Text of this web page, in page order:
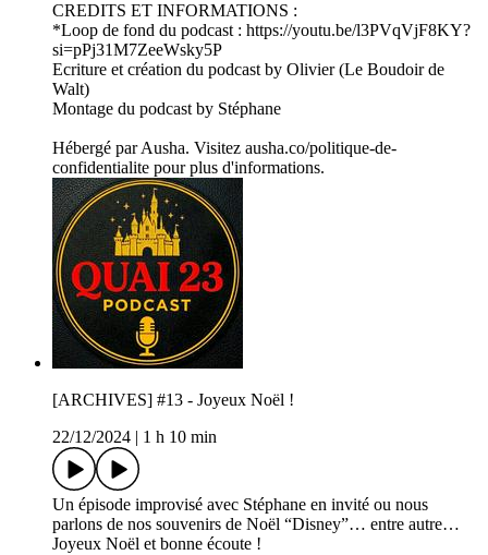
CREDITS ET INFORMATIONS :
*Loop de fond du podcast : ⁠https://youtu.be/l3PVqVjF8KY?
si=pPj31M7ZeeWsky5P⁠
Ecriture et création du podcast by Olivier (Le Boudoir de
Walt)
Montage du podcast by Stéphane
Hébergé par Ausha. Visitez ausha.co/politique-de-
confidentialite pour plus d'informations.
[ARCHIVES] #13 - Joyeux Noël !
22/12/2024
1 h 10 min
Un épisode improvisé avec Stéphane en invité ou nous
parlons de nos souvenirs de Noël “Disney”… entre autre…
Joyeux Noël et bonne écoute !